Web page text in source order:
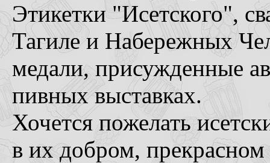
Этикетки "Исетского",
Тагиле и Набережных
медали, присужденные
пивных выставках.
Хочется пожелать
в их добром, прекрасном